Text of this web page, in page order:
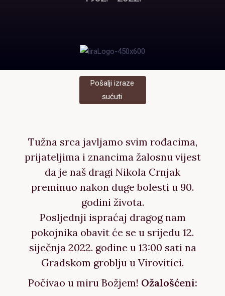
Pošalji izraze
sućuti
Tužna srca javljamo svim rođacima,
prijateljima i znancima žalosnu vijest
da je naš dragi Nikola Crnjak
preminuo nakon duge bolesti u 90.
godini života.
Posljednji ispraćaj dragog nam
pokojnika obavit će se u srijedu 12.
siječnja 2022. godine u 13:00 sati na
Gradskom groblju u Virovitici.
Počivao u miru Božjem! Ožalošćeni: